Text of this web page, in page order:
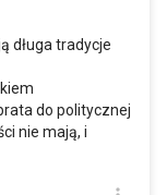
długa tradycje
do politycznej
nie mają, i